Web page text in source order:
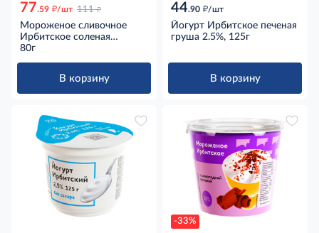
77.59 д/шт 111 д
Мороженое сливочное
Ирбитское соленая
карамель в вафельном
80г
В корзину
44.90 д/шт
Йогурт Ирбитское печеная
груша 2.5%, 125г
В корзину
-33%